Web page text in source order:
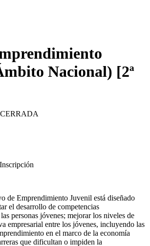
Nacional) [2ª
de Emprendimiento Juvenil está diseñado
el desarrollo de competencias
personas jóvenes; mejorar los niveles de
empresarial entre los jóvenes, incluyendo las
en el marco de la economía
que dificultan o impiden la